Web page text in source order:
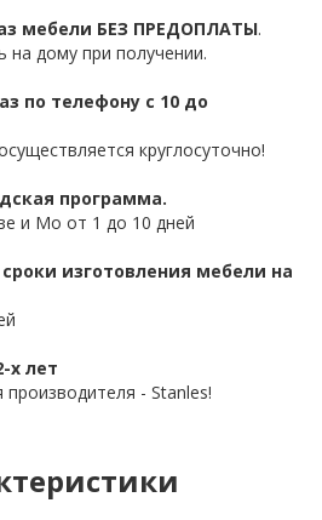
мебели БЕЗ ПРЕДОПЛАТЫ.
дому при получении.
по телефону с 10 до
круглосуточно!
программа.
и Мо от 1 до 10 дней
изготовления мебели на
х лет
- Stanles!